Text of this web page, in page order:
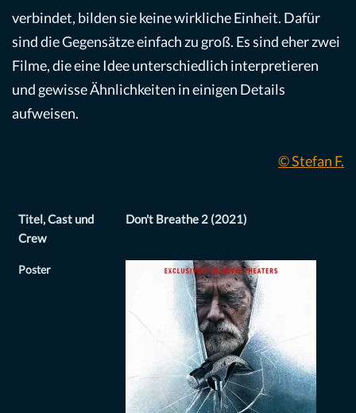
verbindet, bilden sie keine wirkliche Einheit. Dafür
sind die Gegensätze einfach zu groß. Es sind eher zwei
Filme, die eine Idee unterschiedlich interpretieren
und gewisse Ähnlichkeiten in einigen Details
aufweisen.
© Stefan F.
Titel, Cast und
Crew
Don't Breathe 2 (2021)
Poster